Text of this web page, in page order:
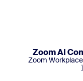
Zoom AI
Zoom